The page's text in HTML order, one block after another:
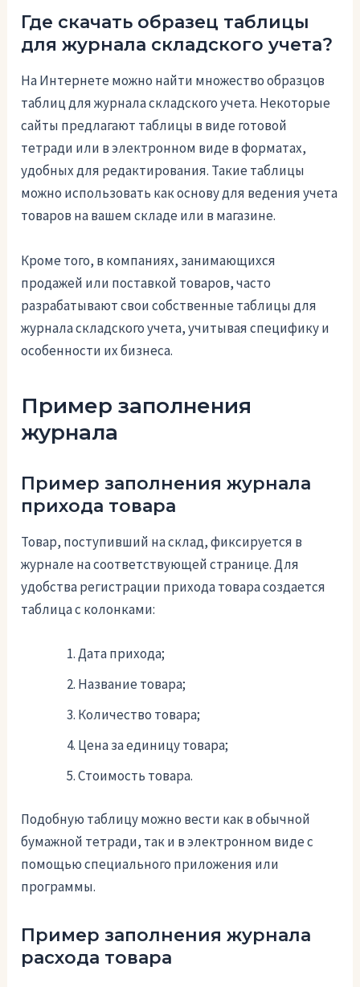
Где скачать образец таблицы
для журнала складского учета?
На Интернете можно найти множество образцов
таблиц для журнала складского учета. Некоторые
сайты предлагают таблицы в виде готовой
тетради или в электронном виде в форматах,
удобных для редактирования. Такие таблицы
можно использовать как основу для ведения учета
товаров на вашем складе или в магазине.
Кроме того, в компаниях, занимающихся
продажей или поставкой товаров, часто
разрабатывают свои собственные таблицы для
журнала складского учета, учитывая специфику и
особенности их бизнеса.
Пример заполнения
журнала
Пример заполнения журнала
прихода товара
Товар, поступивший на склад, фиксируется в
журнале на соответствующей странице. Для
удобства регистрации прихода товара создается
таблица с колонками:
Дата прихода;
Название товара;
Количество товара;
Цена за единицу товара;
Стоимость товара.
Подобную таблицу можно вести как в обычной
бумажной тетради, так и в электронном виде с
помощью специального приложения или
программы.
Пример заполнения журнала
расхода товара